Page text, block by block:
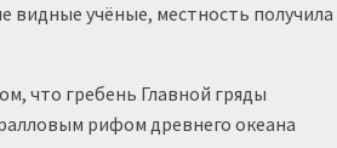
видные учёные, местность получила
что гребень Главной гряды
рифом древнего океана